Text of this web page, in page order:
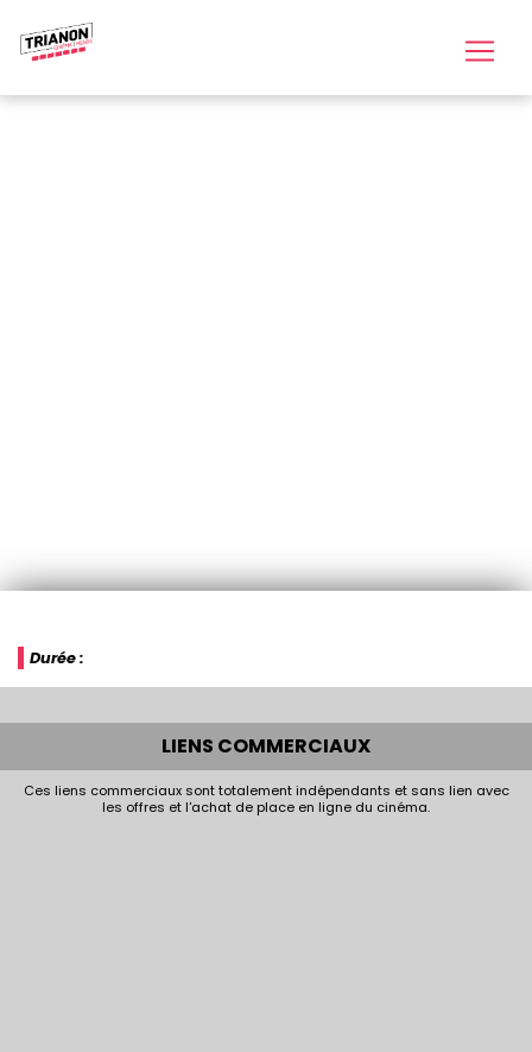
Durée :
LIENS COMMERCIAUX
Ces liens commerciaux sont totalement indépendants et sans lien avec
les offres et l'achat de place en ligne du cinéma.